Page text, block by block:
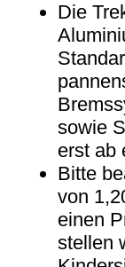
Die
sowie
erst ab
Bitte
von
einen
stellen